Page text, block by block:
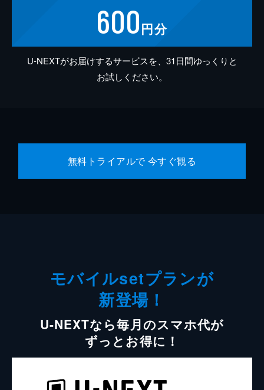
600円分
U-NEXTがお届けするサービスを、31日間ゆっくりと
お試しください。
無料トライアルで 今すぐ観る
モバイルsetプランが
新登場！
U-NEXTなら毎月のスマホ代が
ずっとお得に！